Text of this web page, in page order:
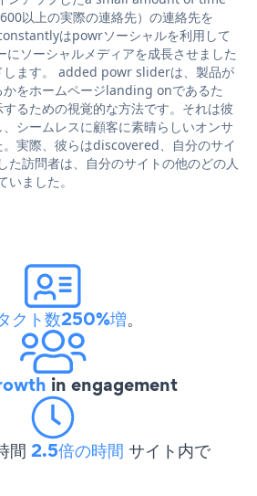
以上の実際の連絡先）の連絡先を
はpowrソーシャルを利用して
ソーシャルメディアを成長させました
します。 added powr sliderは、製品が
をホームページlanding onであるた
るための視覚的な方法です。それは彼
シームレスに顧客に素晴らしいオンサ
実際、彼らはdiscovered、自分のサイ
た訪問者は、自分のサイトの他のどの人
ました。
クト数250%増。
in engagement
間 2.5倍の時間 サイト内で